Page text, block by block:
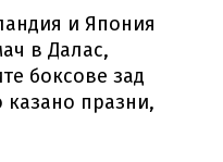
и Япония
в Далас,
боксове зад
казано празни,